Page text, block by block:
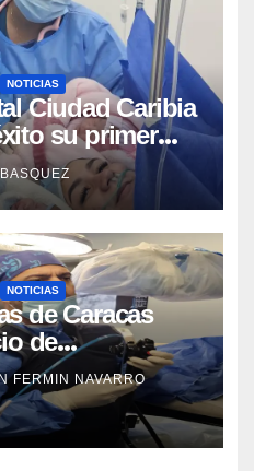
NOTICIAS
Ciudad Caribia
su primer
NOTICIAS
de Caracas
de
para
de pacientes
FERMIN NAVARRO